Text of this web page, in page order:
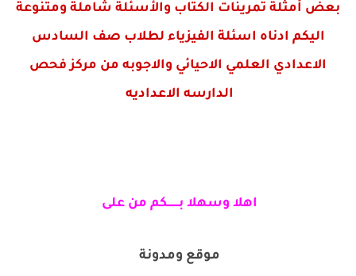
بعض أمثلة تمرينات الكتاب والأسئلة شاملة ومتنوعة
اليكم ادناه اسئلة الفيزياء لطلاب صف السادس
الاعدادي العلمي الاحيائي والاجوبه من مركز فحص
الدارسه الاعداديه
اهلا وسهلا بـــــــكم من على
موقع ومدونة